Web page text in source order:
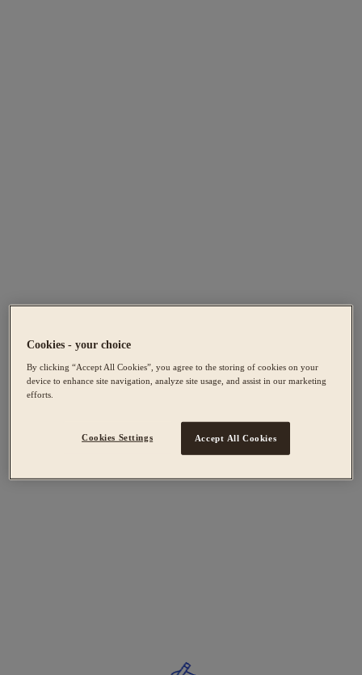
Cookies - your choice
By clicking “Accept All Cookies”, you agree to the storing of cookies on your
device to enhance site navigation, analyze site usage, and assist in our marketing
efforts.
Cookies Settings Accept All Cookies